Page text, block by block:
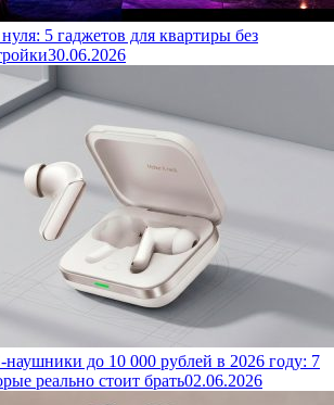
5 гаджетов для квартиры без
30.06.2026
до 10 000 рублей в 2026 году: 7
реально стоит брать02.06.2026